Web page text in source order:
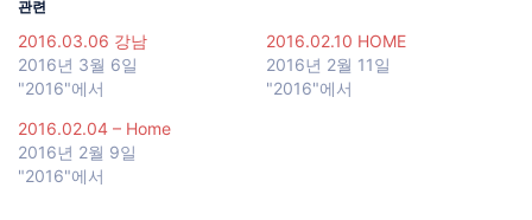
관련
2016.03.06 강남
2016년 3월 6일
"2016"에서
2016.02.10 HOME
2016년 2월 11일
"2016"에서
2016.02.04 – Home
2016년 2월 9일
"2016"에서